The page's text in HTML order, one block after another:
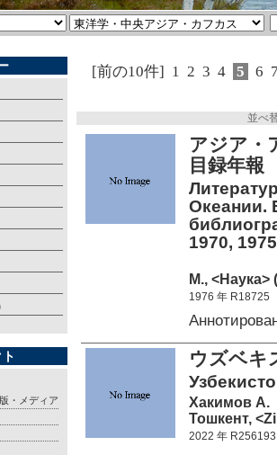
・メディア
[前の10件] 1 2 3 4 5 6
並べ
アジア・
目録年報
Океании.
1970,
М., <Наука>
1976 年 R18725
ウズベキ
Хакимов А.
Тошкент,
2022 年 R256193